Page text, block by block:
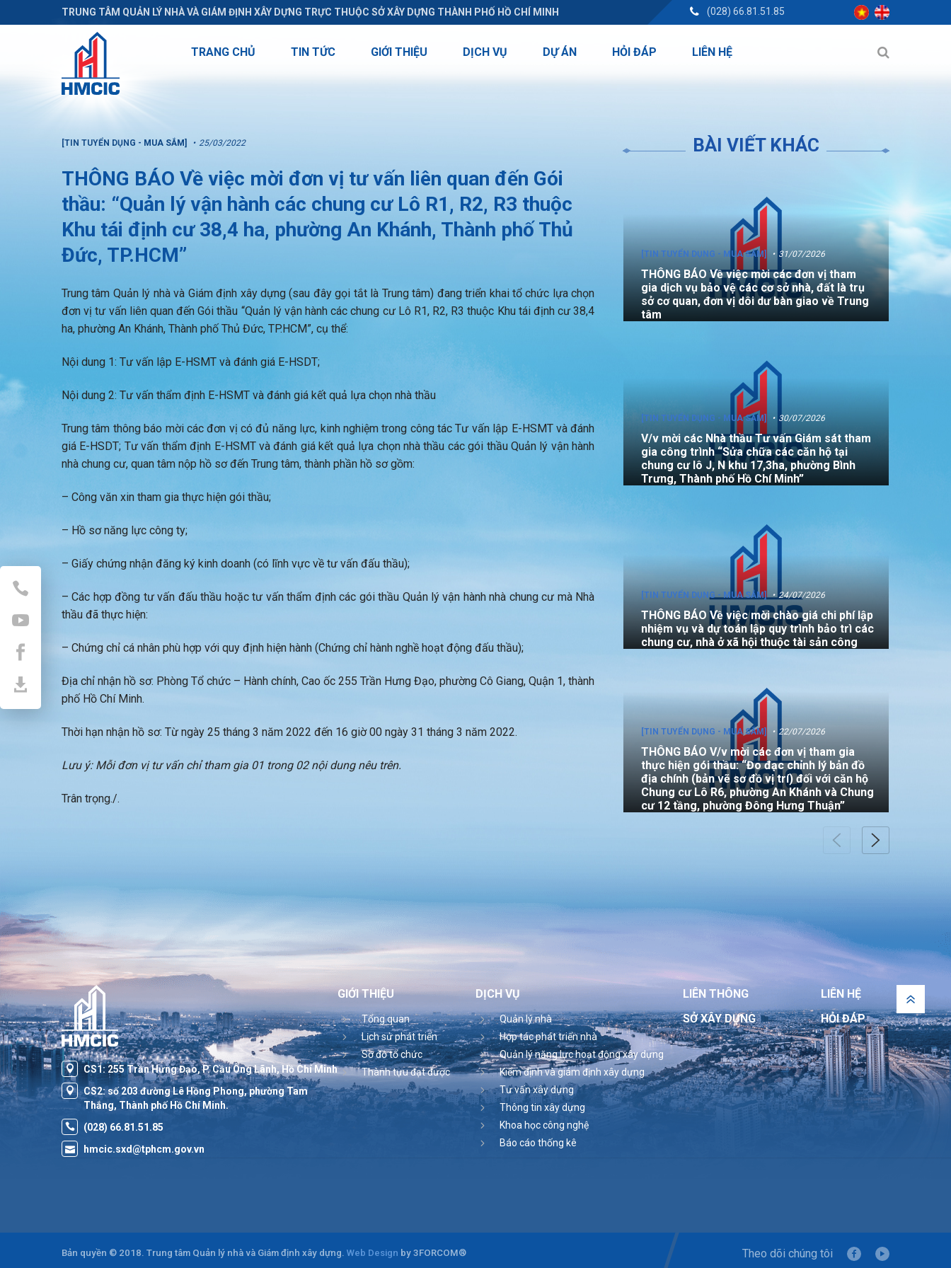
TRUNG TÂM QUẢN LÝ NHÀ VÀ GIÁM ĐỊNH XÂY DỰNG TRỰC THUỘC SỞ XÂY DỰNG THÀNH PHỐ HỒ CHÍ MINH (028) 66.81.51.85
TRANG CHỦ TIN TỨC GIỚI THIỆU DỊCH VỤ DỰ ÁN HỎI ĐÁP LIÊN HỆ
[TIN TUYỂN DỤNG - MUA SẮM] 25/03/2022
THÔNG BÁO Về việc mời đơn vị tư vấn liên quan đến Gói
thầu: “Quản lý vận hành các chung cư Lô R1, R2, R3 thuộc
Khu tái định cư 38,4 ha, phường An Khánh, Thành phố Thủ
Đức, TP.HCM”
Trung tâm Quản lý nhà và Giám định xây dựng (sau đây gọi tắt là Trung tâm) đang triển khai tổ chức lựa chọn
đơn vị tư vấn liên quan đến Gói thầu “Quản lý vận hành các chung cư Lô R1, R2, R3 thuộc Khu tái định cư 38,4
ha, phường An Khánh, Thành phố Thủ Đức, TP.HCM”, cụ thể:
Nội dung 1: Tư vấn lập E-HSMT và đánh giá E-HSDT;
Nội dung 2: Tư vấn thẩm định E-HSMT và đánh giá kết quả lựa chọn nhà thầu
Trung tâm thông báo mời các đơn vị có đủ năng lực, kinh nghiệm trong công tác Tư vấn lập E-HSMT và đánh
giá E-HSDT; Tư vấn thẩm định E-HSMT và đánh giá kết quả lựa chọn nhà thầu các gói thầu Quản lý vận hành
nhà chung cư, quan tâm nộp hồ sơ đến Trung tâm, thành phần hồ sơ gồm:
– Công văn xin tham gia thực hiện gói thầu;
– Hồ sơ năng lực công ty;
– Giấy chứng nhận đăng ký kinh doanh (có lĩnh vực về tư vấn đấu thầu);
– Các hợp đồng tư vấn đấu thầu hoặc tư vấn thẩm định các gói thầu Quản lý vận hành nhà chung cư mà Nhà
thầu đã thực hiện:
– Chứng chỉ cá nhân phù hợp với quy định hiện hành (Chứng chỉ hành nghề hoạt động đấu thầu);
Địa chỉ nhận hồ sơ: Phòng Tổ chức – Hành chính, Cao ốc 255 Trần Hưng Đạo, phường Cô Giang, Quận 1, thành
phố Hồ Chí Minh.
Thời hạn nhận hồ sơ: Từ ngày 25 tháng 3 năm 2022 đến 16 giờ 00 ngày 31 tháng 3 năm 2022.
Lưu ý: Mỗi đơn vị tư vấn chỉ tham gia 01 trong 02 nội dung nêu trên.
Trân trọng./.
BÀI VIẾT KHÁC
[TIN TUYỂN DỤNG - MUA SẮM] 31/07/2026
THÔNG BÁO Về việc mời các đơn vị tham
gia dịch vụ bảo vệ các cơ sở nhà, đất là trụ
sở cơ quan, đơn vị dôi dư bàn giao về Trung
tâm
[TIN TUYỂN DỤNG - MUA SẮM] 30/07/2026
V/v mời các Nhà thầu Tư vấn Giám sát tham
gia công trình “Sửa chữa các căn hộ tại
chung cư lô J, N khu 17,3ha, phường Bình
Trưng, Thành phố Hồ Chí Minh”
[TIN TUYỂN DỤNG - MUA SẮM] 24/07/2026
THÔNG BÁO Về việc mời chào giá chi phí lập
nhiệm vụ và dự toán lập quy trình bảo trì các
chung cư, nhà ở xã hội thuộc tài sản công
[TIN TUYỂN DỤNG - MUA SẮM] 22/07/2026
THÔNG BÁO V/v mời các đơn vị tham gia
thực hiện gói thầu: “Đo đạc chỉnh lý bản đồ
địa chính (bản vẽ sơ đồ vị trí) đối với căn hộ
Chung cư Lô R6, phường An Khánh và Chung
cư 12 tầng, phường Đông Hưng Thuận”
THÔNG BÁO Về việc tham gia thầu phụ thực
hiện giám định chất lượng công trình tại địa
chỉ số 10/7 Nguyễn Văn Đậu, phường 5 quậm
Phú Nhuận nay là phường Đức Nhuận, Tp. Hồ
Chí Minh theo quyết định trưng cầu giám
định số 4274/2024/QĐ-TCKĐGĐ ngày
25/11/2024 của tòa án nhân dân quận Phú
Nhuận nay (Nay là Tòa án nhân dân khu vực
5) -Tp. Hồ Chí Minh
CS1: 255 Trần Hưng Đạo, P. Cầu Ông Lãnh, Hồ Chí Minh
CS2: số 203 đường Lê Hồng Phong, phường Tam
Thắng, Thành phố Hồ Chí Minh.
(028) 66.81.51.85
hmcic.sxd@tphcm.gov.vn
GIỚI THIỆU
Tổng quan
Lịch sử phát triển
Sơ đồ tổ chức
Thành tựu đạt được
DỊCH VỤ
Quản lý nhà
Hợp tác phát triển nhà
Quản lý năng lực hoạt động xây dựng
Kiểm định và giám định xây dựng
Tư vấn xây dựng
Thông tin xây dựng
Khoa học công nghệ
Báo cáo thống kê
LIÊN THÔNG
SỞ XÂY DỰNG
LIÊN HỆ
HỎI ĐÁP
Bản quyền © 2018. Trung tâm Quản lý nhà và Giám định xây dựng. Web Design by 3FORCOM® Theo dõi chúng tôi